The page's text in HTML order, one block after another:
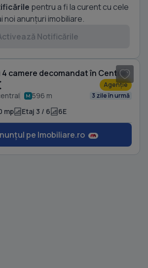
pentru a fi la curent cu cele
noi anunțuri imobiliare.
Notificările
camere decomandat în Central
Agenție
596 m 3 zile în urmă
mp Etaj 3 / 6 6E
pe Imobiliare.ro